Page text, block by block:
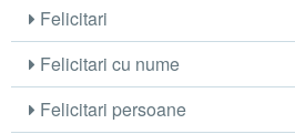
Felicitari
Felicitari cu nume
Felicitari persoane